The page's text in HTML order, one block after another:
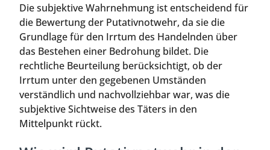
Die subjektive Wahrnehmung ist entscheidend für
die Bewertung der Putativnotwehr, da sie die
Grundlage für den Irrtum des Handelnden über
das Bestehen einer Bedrohung bildet. Die
rechtliche Beurteilung berücksichtigt, ob der
Irrtum unter den gegebenen Umständen
verständlich und nachvollziehbar war, was die
subjektive Sichtweise des Täters in den
Mittelpunkt rückt.